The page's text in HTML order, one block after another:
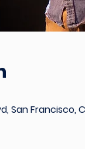
San Francisco,